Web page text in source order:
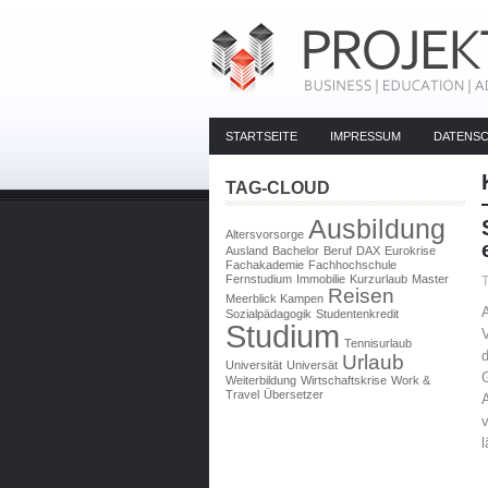
STARTSEITE IMPRESSUM
TAG-CLOUD
Altersvorsorge Ausbildung
Ausland Bachelor Beruf DAX Eurokrise
Fachakademie Fachhochschule
Fernstudium Immobilie Kurzurlaub Master
Meerblick Kampen Reisen
Sozialpädagogik Studentenkredit
Studium Tennisurlaub
Universität Universät Urlaub
Weiterbildung Wirtschaftskrise Work &
Travel Übersetzer